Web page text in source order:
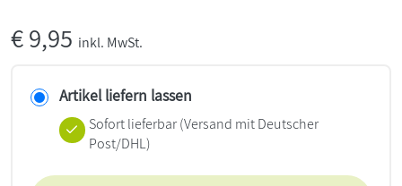
€9,95 inkl. MwSt.
Artikel liefern lassen
Sofort lieferbar(Versand mit Deutscher
Post/DHL)